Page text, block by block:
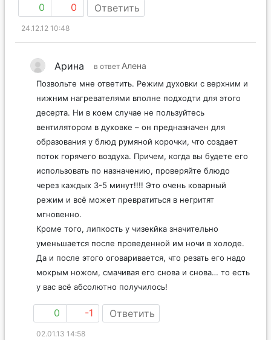
0 0 Ответить
24.12.12 10:48
Арина в ответ Алена
Позвольте мне ответить. Режим духовки с верхним и
нижним нагревателями вполне подходти для этого
десерта. Ни в коем случае не пользуйтесь
вентилятором в духовке – он предназначен для
образования у блюд румяной корочки, что создает
поток горячего воздуха. Причем, когда вы будете его
использовать по назначению, проверяйте блюдо
через каждых 3-5 минут!!!! Это очень коварный
режим и всё может превратиться в негритят
мгновенно.
Кроме того, липкость у чизекйка значительно
уменьшается после проведенной им ночи в холоде.
Да и после этого оговаривается, что резать его надо
мокрым ножом, смачивая его снова и снова… то есть
у вас всё абсолютно получилось!
0 -1 Ответить
02.01.13 14:58